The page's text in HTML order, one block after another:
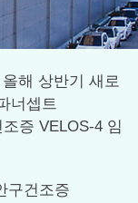
해 상반기 새로
너셉트
증 VELOS-4 임
구건조증